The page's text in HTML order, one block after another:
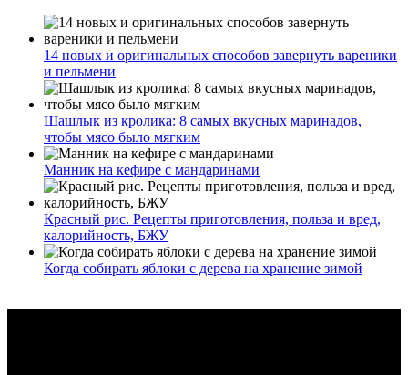
14 новых и оригинальных способов завернуть вареники
и пельмени
Шашлык из кролика: 8 самых вкусных маринадов,
чтобы мясо было мягким
Манник на кефире с мандаринами
Красный рис. Рецепты приготовления, польза и вред,
калорийность, БЖУ
Когда собирать яблоки с дерева на хранение зимой